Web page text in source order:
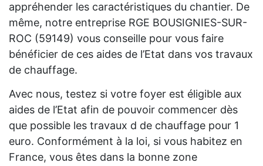
appréhender les caractéristiques du chantier. De
même, notre entreprise RGE BOUSIGNIES-SUR-
ROC (59149) vous conseille pour vous faire
bénéficier de ces aides de l’Etat dans vos travaux
de chauffage.
Avec nous, testez si votre foyer est éligible aux
aides de l’Etat afin de pouvoir commencer dès
que possible les travaux d de chauffage pour 1
euro. Conformément à la loi, si vous habitez en
France, vous êtes dans la bonne zone